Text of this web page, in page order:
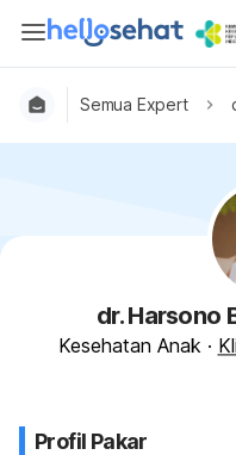
Semua Expert
dr. Harsono
Kesehatan Anak ·
Profil Pakar